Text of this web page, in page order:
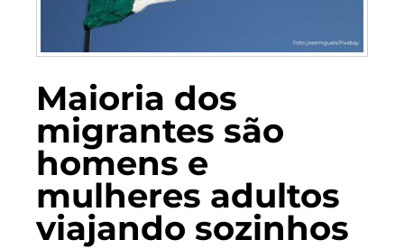
Maioria dos
migrantes são
homens e
mulheres adultos
viajando sozinhos